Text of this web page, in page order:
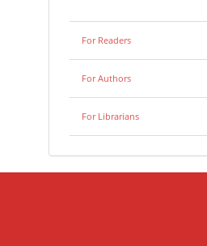
For Readers
For Authors
For Librarians